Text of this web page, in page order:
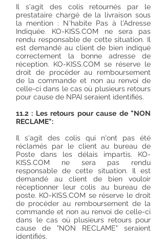
Il s'agit des colis retournés par le
prestataire chargé de la livraison sous
la mention : N'habite Pas à l'Adresse
Indiquée. KO-KISS.COM ne sera pas
rendu responsable de cette situation. Il
est demandé au client de bien indiqué
correctement la bonne adresse de
réception. KO-KISS.COM se réserve le
droit de procéder au remboursement
de la commande et non au renvoi de
celle-ci dans le cas où plusieurs retours
pour cause de NPAI seraient identifiés.
11.2 : Les retours pour cause de "NON
RECLAME":
Il s'agit des colis qui n'ont pas été
réclamés par le client au bureau de
Poste dans les délais impartis. KO-
KISS.COM ne sera pas rendu
responsable de cette situation. Il est
demandé au client de bien vouloir
réceptionner leur colis au bureau de
poste. KO-KISS.COM se réserve le droit
de procéder au remboursement de la
commande et non au renvoi de celle-ci
dans le cas où plusieurs retours pour
cause de "NON RECLAME" seraient
identifiés.